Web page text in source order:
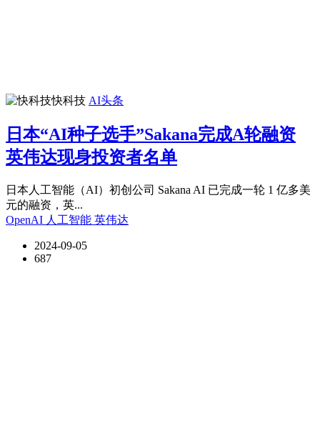
快科技 AI头条
日本“AI种子选手”Sakana完成A轮融资
英伟达现身投资者名单
日本人工智能（AI）初创公司 Sakana AI 已完成一轮 1 亿多美
元的融资，英...
OpenAI 人工智能 英伟达
2024-09-05
687